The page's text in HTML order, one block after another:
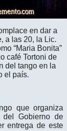
en dar a
a las 20, la Lic.
“Maria Bonita”
café Tortoni de
del tango en la
el país.
que organiza
Gobierno de
entrega de este